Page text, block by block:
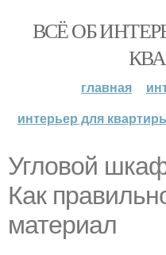
ВСЁ ОБ
главная
интерьер для
Угловой
Как
материал